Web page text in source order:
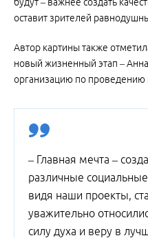
оставит зрителей
Автор картины также
новый жизненный этап –
организацию по проведению
– Главная мечта –
различные
видя наши проекты,
уважительно
силу духа и веру в